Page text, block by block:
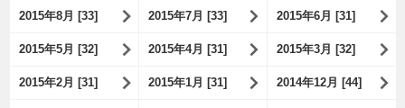
2015年8月 [33] 2015年7月 [33] 2015年6月 [31]
2015年5月 [32] 2015年4月 [31] 2015年3月 [32]
2015年2月 [31] 2015年1月 [31] 2014年12月 [44]